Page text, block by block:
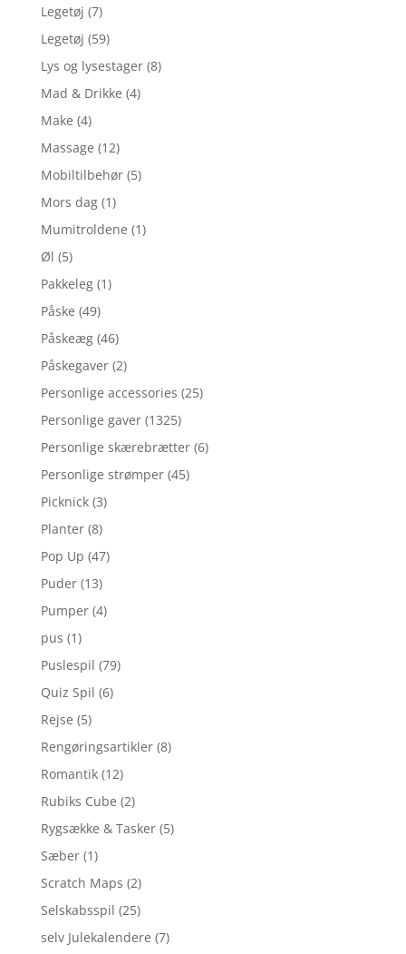
Legetøj (7)
Legetøj (59)
Lys og lysestager (8)
Mad & Drikke (4)
Make (4)
Massage (12)
Mobiltilbehør (5)
Mors dag (1)
Mumitroldene (1)
Øl (5)
Pakkeleg (1)
Påske (49)
Påskeæg (46)
Påskegaver (2)
Personlige accessories (25)
Personlige gaver (1325)
Personlige skærebrætter (6)
Personlige strømper (45)
Picknick (3)
Planter (8)
Pop Up (47)
Puder (13)
Pumper (4)
pus (1)
Puslespil (79)
Quiz Spil (6)
Rejse (5)
Rengøringsartikler (8)
Romantik (12)
Rubiks Cube (2)
Rygsække & Tasker (5)
Sæber (1)
Scratch Maps (2)
Selskabsspil (25)
selv Julekalendere (7)